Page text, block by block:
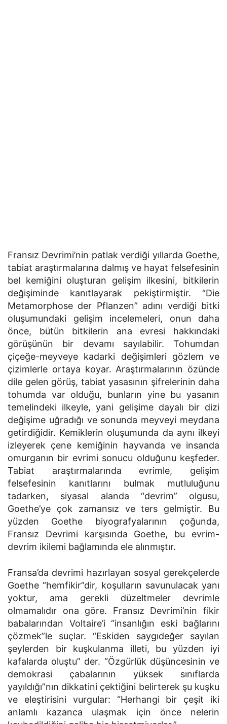
Fransız Devrimi’nin patlak verdiği yıllarda Goethe,
tabiat araştırmalarına dalmış ve hayat felsefesinin
bel kemiğini oluşturan gelişim ilkesini, bitkilerin
değişiminde kanıtlayarak pekiştirmiştir. “Die
Metamorphose der Pflanzen” adını verdiği bitki
oluşumundaki gelişim incelemeleri, onun daha
önce, bütün bitkilerin ana evresi hakkındaki
görüşünün bir devamı sayılabilir. Tohumdan
çiçeğe-meyveye kadarki değişimleri gözlem ve
çizimlerle ortaya koyar. Araştırmalarının özünde
dile gelen görüş, tabiat yasasının şifrelerinin daha
tohumda var olduğu, bunların yine bu yasanın
temelindeki ilkeyle, yani gelişime dayalı bir dizi
değişime uğradığı ve sonunda meyveyi meydana
getirdiğidir. Kemiklerin oluşumunda da aynı ilkeyi
izleyerek çene kemiğinin hayvanda ve insanda
omurganın bir evrimi sonucu olduğunu keşfeder.
Tabiat araştırmalarında evrimle, gelişim
felsefesinin kanıtlarını bulmak mutluluğunu
tadarken, siyasal alanda “devrim” olgusu,
Goethe’ye çok zamansız ve ters gelmiştir. Bu
yüzden Goethe biyografyalarının çoğunda,
Fransız Devrimi karşısında Goethe, bu evrim-
devrim ikilemi bağlamında ele alınmıştır.
Fransa’da devrimi hazırlayan sosyal gerekçelerde
Goethe “hemfikir”dir, koşulların savunulacak yanı
yoktur, ama gerekli düzeltmeler devrimle
olmamalıdır ona göre. Fransız Devrimi’nin fikir
babalarından Voltaire’i “insanlığın eski bağlarını
çözmek”le suçlar. “Eskiden saygıdeğer sayılan
şeylerden bir kuşkulanma illeti, bu yüzden iyi
kafalarda oluştu” der. “Özgürlük düşüncesinin ve
demokrasi çabalarının yüksek sınıflarda
yayıldığı”nın dikkatini çektiğini belirterek şu kuşku
ve eleştirisini vurgular: “Herhangi bir çeşit iki
anlamlı kazanca ulaşmak için önce nelerin